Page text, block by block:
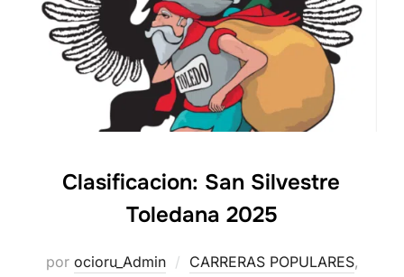
Clasificacion: San Silvestre
Toledana 2025
por ocioru_Admin CARRERAS POPULARES,